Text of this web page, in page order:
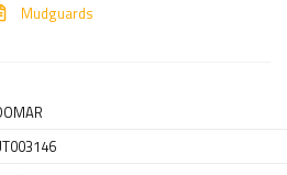
Mudguards